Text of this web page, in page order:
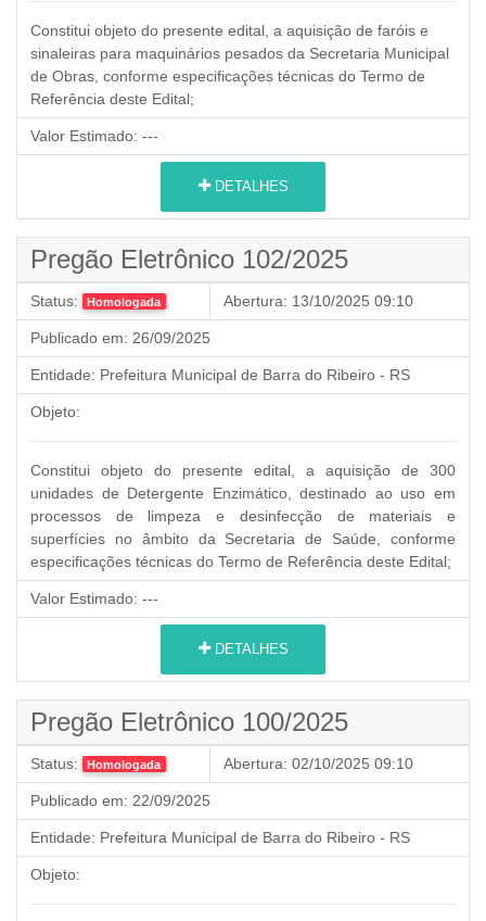
Constitui objeto do presente edital, a aquisição de faróis e
sinaleiras para maquinários pesados da Secretaria Municipal
de Obras, conforme especificações técnicas do Termo de
Referência deste Edital;
Valor Estimado: ---
DETALHES
Pregão Eletrônico 102/2025
Status: Homologada Abertura: 13/10/2025 09:10
Publicado em: 26/09/2025
Entidade: Prefeitura Municipal de Barra do Ribeiro - RS
Objeto:
Constitui objeto do presente edital, a aquisição de 300
unidades de Detergente Enzimático, destinado ao uso em
processos de limpeza e desinfecção de materiais e
superfícies no âmbito da Secretaria de Saúde, conforme
especificações técnicas do Termo de Referência deste Edital;
Valor Estimado: ---
DETALHES
Pregão Eletrônico 100/2025
Status: Homologada Abertura: 02/10/2025 09:10
Publicado em: 22/09/2025
Entidade: Prefeitura Municipal de Barra do Ribeiro - RS
Objeto: